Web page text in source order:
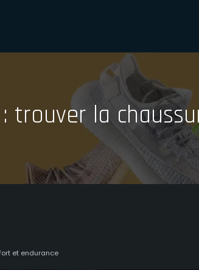
trouver la
et endurance